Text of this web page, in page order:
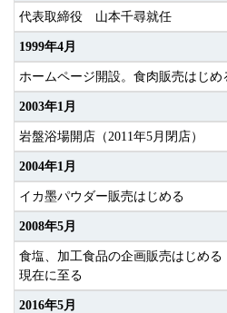
代表取締役 山本千尋就任
1999年4月
ホームページ開設。食肉販売はじめ
2003年1月
岩盤浴場開店（2011年5月閉店）
2004年1月
イカ墨パウダー販売はじめる
2008年5月
食塩、加工食品の企画販売はじめる
現在に至る
2016年5月